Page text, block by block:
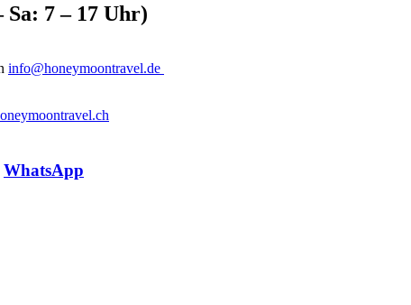
Sa: 7 – 17 Uhr)
info@honeymoontravel.de
WhatsApp